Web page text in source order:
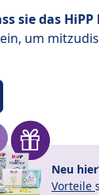
sie das
um
Neu
Vorteile